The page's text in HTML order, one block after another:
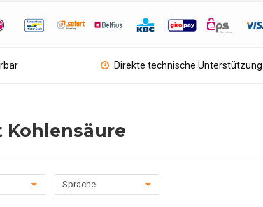
Direkte technische Unterstützung
Sprache